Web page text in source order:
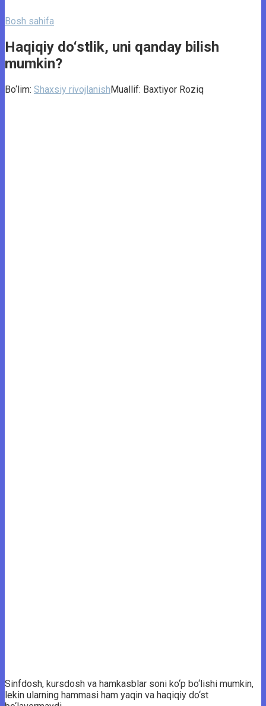
Bosh sahifa
Haqiqiy do‘stlik, uni qanday bilish
mumkin?
Bo‘lim: Shaxsiy rivojlanishMuallif: Baxtiyor Roziq
Sinfdosh, kursdosh va hamkasblar soni ko‘p bo‘lishi mumkin,
lekin ularning hammasi ham yaqin va haqiqiy do‘st